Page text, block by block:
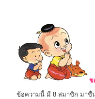
ข
ข้อความนี้ มี 8 สมาชิก มาชื่